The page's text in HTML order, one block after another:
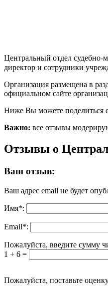
Центральный отдел судебно-
директор и сотрудники
Организация размещена в
официальном сайте
Ниже Вы можете поделиться
Важно: все отзывы
Отзывы о
Ваш отзыв:
Ваш адрес email не будет
Имя*:
Email*:
Пожалуйста, введите сумму
1 + 6 =
Пожалуйста, поставьте